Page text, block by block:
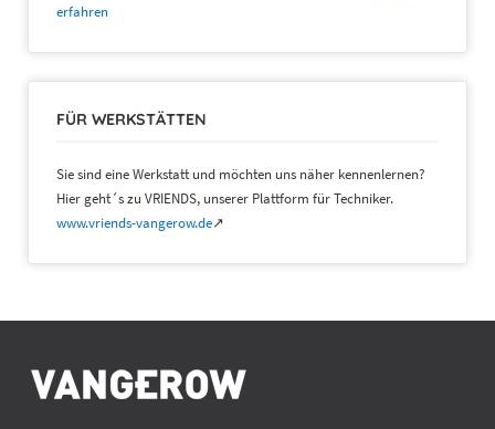
erfahren
FÜR WERKSTÄTTEN
Sie sind eine Werkstatt und möchten uns näher kennenlernen?
Hier geht´s zu VRIENDS, unserer Plattform für Techniker.
www.vriends-vangerow.de↗